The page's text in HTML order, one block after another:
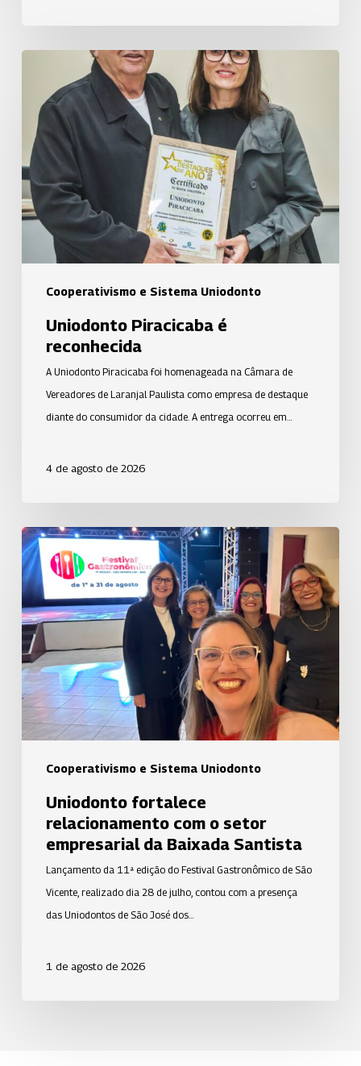
Cooperativismo e Sistema Uniodonto
Piracicaba
reconhecida
Uniodonto Piracicaba é
reconhecida
A Uniodonto Piracicaba foi homenageada na Câmara de
Vereadores de Laranjal Paulista como empresa de destaque
diante do consumidor da cidade. A entrega ocorreu em…
4 de agosto de 2026
Cooperativismo e Sistema Uniodonto
Uniodonto
fortalece
relacionamento
com
o
setor
empresarial
da
Baixada
Santista
Uniodonto fortalece
relacionamento com o setor
empresarial da Baixada Santista
Lançamento da 11ª edição do Festival Gastronômico de São
Vicente, realizado dia 28 de julho, contou com a presença
das Uniodontos de São José dos…
1 de agosto de 2026